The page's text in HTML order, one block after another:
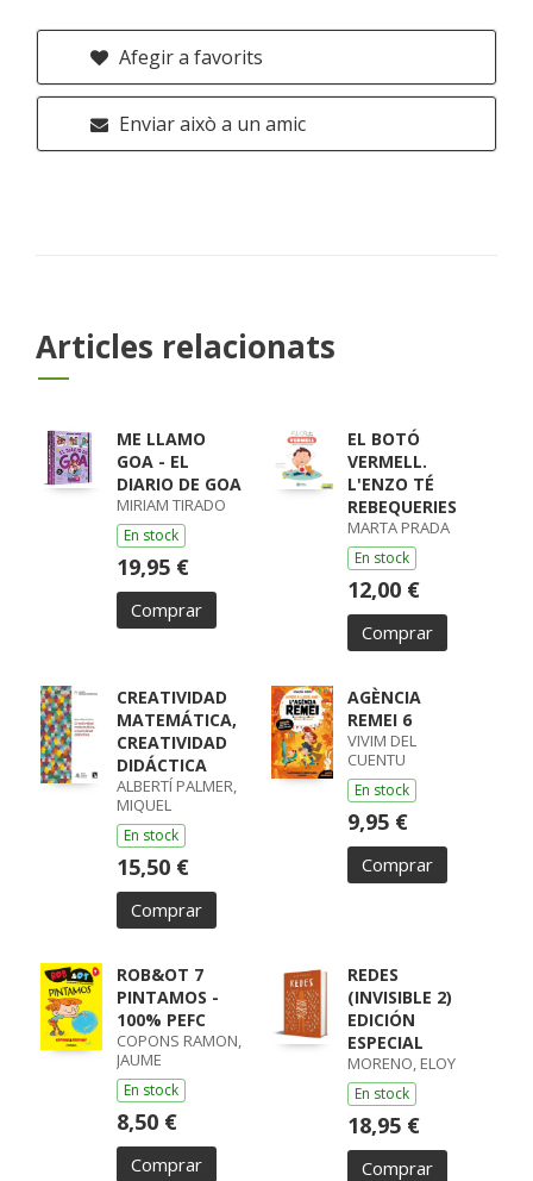
Afegir a favorits
Enviar això a un amic
Articles relacionats
ME LLAMO
GOA - EL
DIARIO DE GOA
MIRIAM TIRADO
En stock
19,95 €
Comprar
EL BOTÓ
VERMELL.
L'ENZO TÉ
REBEQUERIES
MARTA PRADA
En stock
12,00 €
Comprar
CREATIVIDAD
MATEMÁTICA,
CREATIVIDAD
DIDÁCTICA
ALBERTÍ PALMER,
MIQUEL
En stock
15,50 €
Comprar
AGÈNCIA
REMEI 6
VIVIM DEL
CUENTU
En stock
9,95 €
Comprar
ROB&OT 7
PINTAMOS -
100% PEFC
COPONS RAMON,
JAUME
En stock
8,50 €
Comprar
REDES
(INVISIBLE 2)
EDICIÓN
ESPECIAL
MORENO, ELOY
En stock
18,95 €
Comprar